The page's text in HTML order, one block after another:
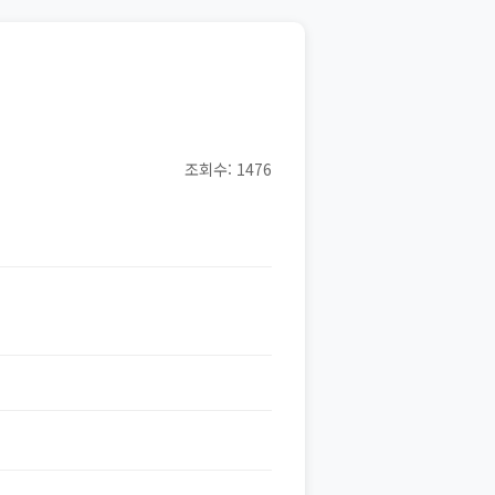
조회수: 1476